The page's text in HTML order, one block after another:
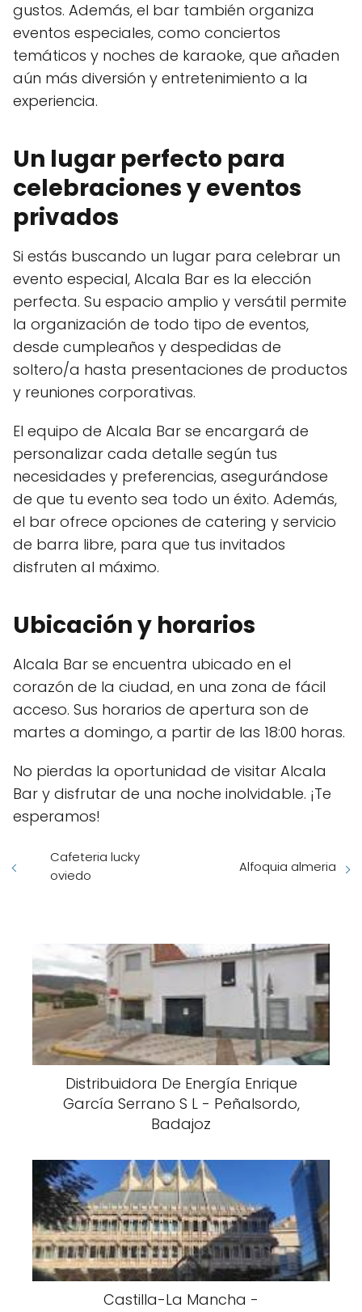
gustos. Además, el bar también organiza
eventos especiales, como conciertos
temáticos y noches de karaoke, que añaden
aún más diversión y entretenimiento a la
experiencia.
Un lugar perfecto para
celebraciones y eventos
privados
Si estás buscando un lugar para celebrar un
evento especial, Alcala Bar es la elección
perfecta. Su espacio amplio y versátil permite
la organización de todo tipo de eventos,
desde cumpleaños y despedidas de
soltero/a hasta presentaciones de productos
y reuniones corporativas.
El equipo de Alcala Bar se encargará de
personalizar cada detalle según tus
necesidades y preferencias, asegurándose
de que tu evento sea todo un éxito. Además,
el bar ofrece opciones de catering y servicio
de barra libre, para que tus invitados
disfruten al máximo.
Ubicación y horarios
Alcala Bar se encuentra ubicado en el
corazón de la ciudad, en una zona de fácil
acceso. Sus horarios de apertura son de
martes a domingo, a partir de las 18:00 horas.
No pierdas la oportunidad de visitar Alcala
Bar y disfrutar de una noche inolvidable. ¡Te
esperamos!
Cafeteria lucky
oviedo
Alfoquia almeria
Distribuidora De Energía Enrique
García Serrano S L - Peñalsordo,
Badajoz
Castilla-La Mancha -